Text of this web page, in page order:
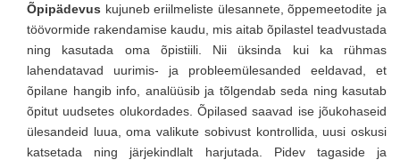
Õpipädevus kujuneb eriilmeliste ülesannete, õppemeetodite ja
töövormide rakendamise kaudu, mis aitab õpilastel teadvustada
ning kasutada oma õpistiili. Nii üksinda kui ka rühmas
lahendatavad uurimis- ja probleemülesanded eeldavad, et
õpilane hangib info, analüüsib ja tõlgendab seda ning kasutab
õpitut uudsetes olukordades. Õpilased saavad ise jõukohaseid
ülesandeid luua, oma valikute sobivust kontrollida, uusi oskusi
katsetada ning järjekindlalt harjutada. Pidev tagaside ja